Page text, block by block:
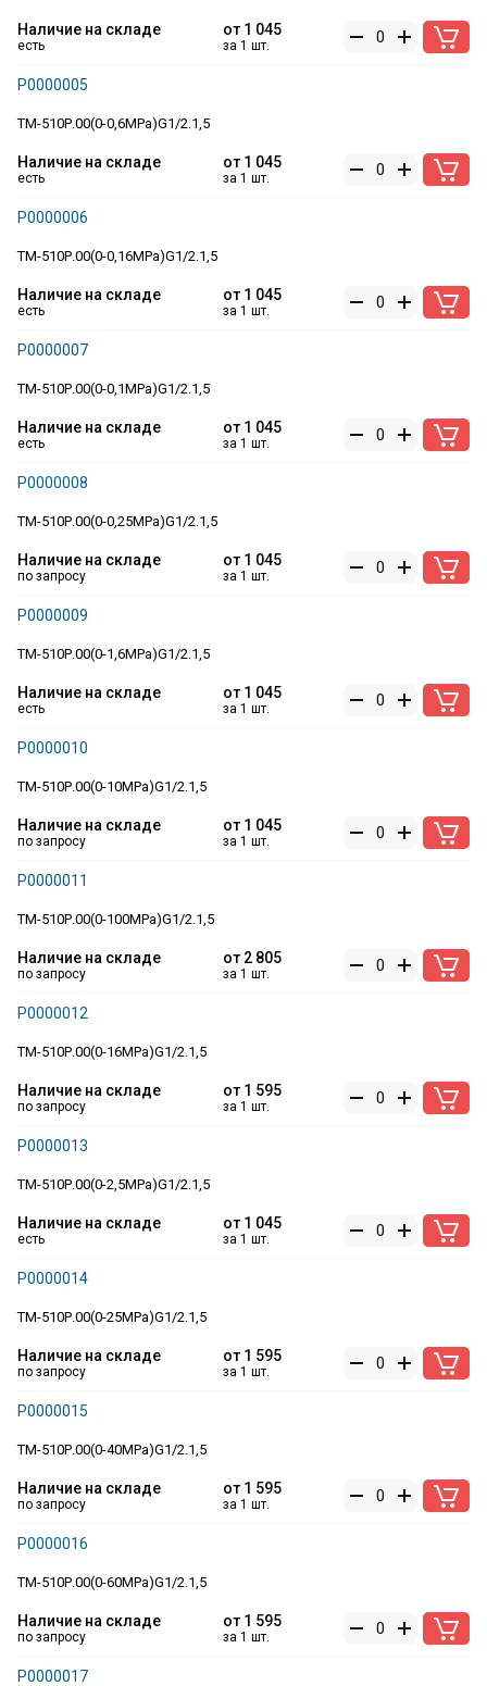
от 1 045
за 1 шт.
Наличие на складе
есть
ТМ-510Р.00(0-0,6MPa)G1/2.1,5
Р0000005
от 1 045
за 1 шт.
Наличие на складе
есть
ТМ-510Р.00(0-0,16MPa)G1/2.1,5
Р0000006
от 1 045
за 1 шт.
Наличие на складе
есть
ТМ-510Р.00(0-0,1MPa)G1/2.1,5
Р0000007
от 1 045
за 1 шт.
Наличие на складе
есть
ТМ-510Р.00(0-0,25MPa)G1/2.1,5
Р0000008
от 1 045
за 1 шт.
Наличие на складе
по запросу
ТМ-510Р.00(0-1,6MPa)G1/2.1,5
Р0000009
от 1 045
за 1 шт.
Наличие на складе
есть
ТМ-510Р.00(0-10MPa)G1/2.1,5
Р0000010
от 1 045
за 1 шт.
Наличие на складе
по запросу
ТМ-510Р.00(0-100MPa)G1/2.1,5
Р0000011
от 2 805
за 1 шт.
Наличие на складе
по запросу
ТМ-510Р.00(0-16MPa)G1/2.1,5
Р0000012
от 1 595
за 1 шт.
Наличие на складе
по запросу
ТМ-510Р.00(0-2,5MPa)G1/2.1,5
Р0000013
от 1 045
за 1 шт.
Наличие на складе
есть
ТМ-510Р.00(0-25MPa)G1/2.1,5
Р0000014
от 1 595
за 1 шт.
Наличие на складе
по запросу
ТМ-510Р.00(0-40MPa)G1/2.1,5
Р0000015
от 1 595
за 1 шт.
Наличие на складе
по запросу
ТМ-510Р.00(0-60MPa)G1/2.1,5
Р0000016
от 1 595
за 1 шт.
Наличие на складе
по запросу
Р0000017